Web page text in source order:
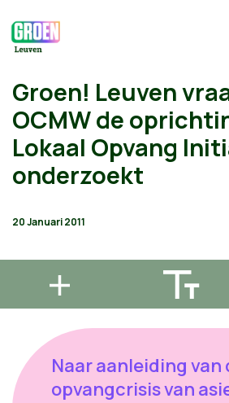
Groen! Leuven
OCMW de
Lokaal Opvang
onderzoekt
20 Januari 2011
Naar aanleiding van
opvangcrisis van